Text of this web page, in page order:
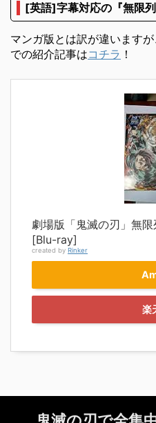
[英語]字幕対応の『無限列
マンガ版とは訳が違います
での紹介記事はコチラ ！
劇場版「鬼滅の刃」無
[Blu-ray]
created by Rinker
楽